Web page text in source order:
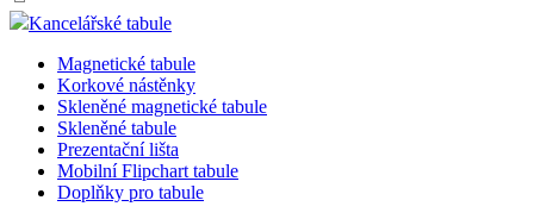
Kancelářské tabule
Magnetické tabule
Korkové nástěnky
Skleněné magnetické tabule
Skleněné tabule
Prezentační lišta
Mobilní Flipchart tabule
Doplňky pro tabule